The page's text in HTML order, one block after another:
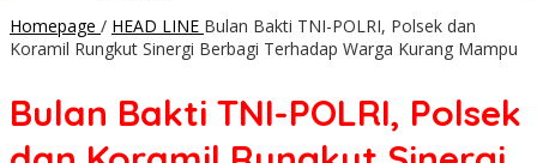
Homepage / HEAD LINE Bulan Bakti TNI-POLRI, Polsek dan
Koramil Rungkut Sinergi Berbagi Terhadap Warga Kurang Mampu
Bulan Bakti TNI-POLRI, Polsek